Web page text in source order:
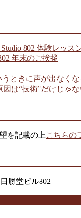
802 体験レッス
年末のご挨拶
ときに声が出なく
は“技術”だけじゃな
を記載の上 こちらの
勝堂ビル802